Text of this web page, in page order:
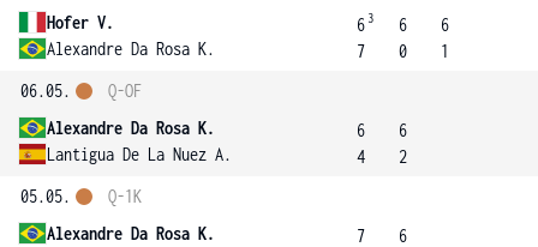
Hofer V.
Alexandre Da Rosa K.
6 3
7
6
0
6
1
06.05.
Alexandre Da Rosa K.
Lantigua De La Nuez A.
Q-OF
6
4
6
2
05.05.
Alexandre Da Rosa K.
Q-1K
7
6